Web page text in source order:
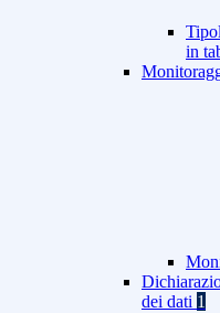
in
dei dati 1